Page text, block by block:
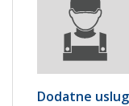
Dodatne